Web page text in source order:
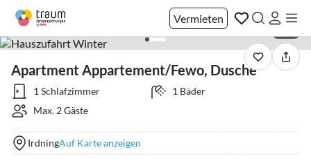
Vermieten
Apartment Appartement/Fewo, Dusche
1 Schlafzimmer
1 Bäder
Max. 2 Gäste
IrdningAuf Karte anzeigen